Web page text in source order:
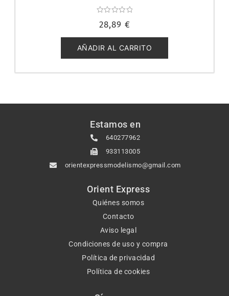
con
de
5
28,89 €
AÑADIR AL CARRITO
Estamos en
640277962
933113005
orientexpressmodelismo@gmail.com
Orient Express
Quiénes somos
Contacto
Aviso legal
Condiciones de uso y compra
Política de privacidad
Política de cookies